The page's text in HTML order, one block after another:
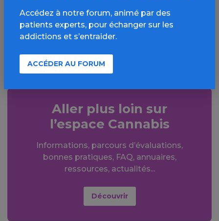
LinkedIn Mail
SMS
Aller plus loin sur
l’espace Cannabis
Informations, parcours d’évaluations,
bonnes pratiques, FAQ, annuaires,
ressources, actualités...
Découvrir
Accédez à notre forum, animé par des
patients experts, pour échanger sur les
addictions et s’entraider.
ACCÉDER AU FORUM